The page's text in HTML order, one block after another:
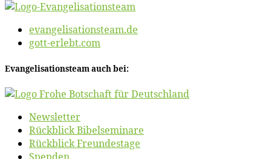
evangelisationsteam.de
gott-erlebt.com
Evan­ge­li­sa­ti­ons­team auch bei:
News­let­ter
Rück­blick Bibelseminare
Rück­blick Freundestage